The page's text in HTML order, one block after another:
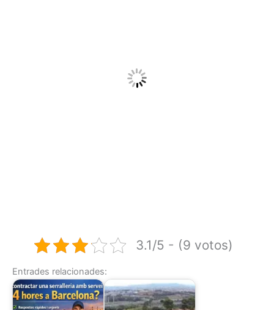
3.1/5 - (9 votos)
Entrades relacionades: